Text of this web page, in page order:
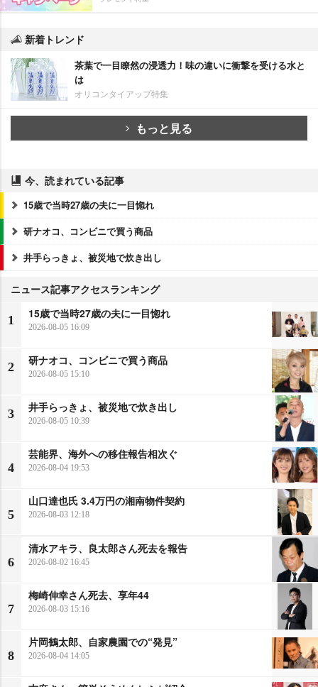
新着トレンド
茶葉で一目瞭然の浸透力！味の違いに衝撃を受ける水と
は
オリコンタイアップ特集
もっと見る
今、読まれている記事
15歳で当時27歳の夫に一目惚れ
研ナオコ、コンビニで買う商品
井手らっきょ、被災地で炊き出し
ニュース記事アクセスランキング
1
15歳で当時27歳の夫に一目惚れ
2026-08-05 16:09
2
研ナオコ、コンビニで買う商品
2026-08-05 15:10
3
井手らっきょ、被災地で炊き出し
2026-08-05 10:39
4
芸能界、海外への移住報告相次ぐ
2026-08-04 19:53
5
山口達也氏 3.4万円の湘南物件契約
2026-08-03 12:18
6
清水アキラ、良太郎さん死去を報告
2026-08-02 16:45
7
梅崎伸幸さん死去、享年44
2026-08-03 15:16
8
片岡鶴太郎、自家農園での“発見”
2026-08-04 14:05